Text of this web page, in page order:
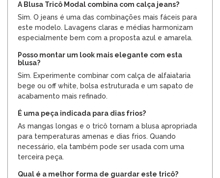
A Blusa Tricô Modal combina com calça jeans?
Sim. O jeans é uma das combinações mais fáceis para
este modelo. Lavagens claras e médias harmonizam
especialmente bem com a proposta azul e amarela.
Posso montar um look mais elegante com esta
blusa?
Sim. Experimente combinar com calça de alfaiataria
bege ou off white, bolsa estruturada e um sapato de
acabamento mais refinado.
É uma peça indicada para dias frios?
As mangas longas e o tricô tornam a blusa apropriada
para temperaturas amenas e dias frios. Quando
necessário, ela também pode ser usada com uma
terceira peça.
Qual é a melhor forma de guardar este tricô?